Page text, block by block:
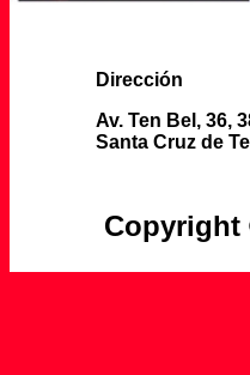
Dirección
Av. Ten Bel, 36,
Santa Cruz de
Copyright